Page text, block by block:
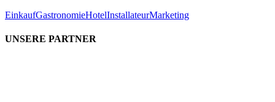
EinkaufGastronomieHotelInstallateurMarketing
UNSERE PARTNER